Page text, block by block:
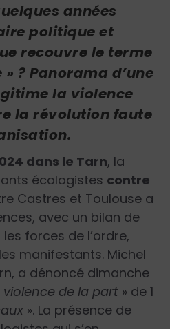
années
politique et
recouvre le terme
? Panorama d’une
la violence
la révolution faute
dans le Tarn, la
écologistes contre
Castres et Toulouse a
avec un bilan de
forces de l’ordre,
manifestants. Michel
a dénoncé dimanche
de la part » de 1
». La présence de